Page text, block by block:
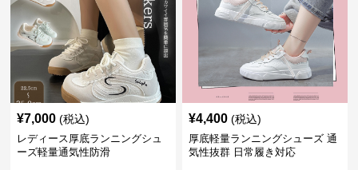
¥7,000 (税込)
レディース厚底ランニングシュ
ーズ軽量通気性防滑
¥4,400 (税込)
厚底軽量ランニングシューズ 通
気性抜群 日常履き対応